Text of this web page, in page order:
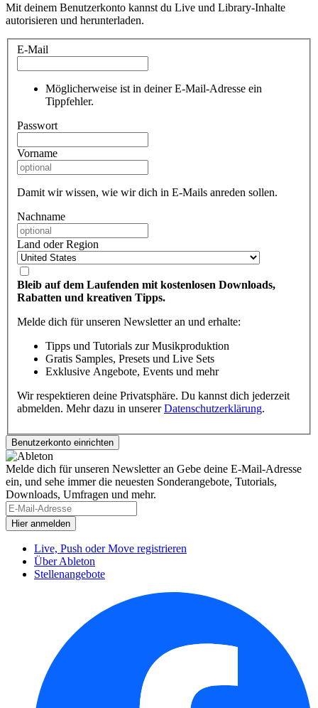
Mit deinem Benutzerkonto kannst du Live und Library-Inhalte
autorisieren und herunterladen.
E-Mail
Möglicherweise ist in deiner E-Mail-Adresse ein
Tippfehler.
Passwort
Vorname
Damit wir wissen, wie wir dich in E-Mails anreden sollen.
Nachname
Land oder Region
Bleib auf dem Laufenden mit kostenlosen Downloads,
Rabatten und kreativen Tipps.
Melde dich für unseren Newsletter an und erhalte:
Tipps und Tutorials zur Musikproduktion
Gratis Samples, Presets und Live Sets
Exklusive Angebote, Events und mehr
Wir respektieren deine Privatsphäre. Du kannst dich jederzeit
abmelden. Mehr dazu in unsererDatenschutzerklärung.
Melde dich für unseren Newsletter an Gebe deine E-Mail-Adresse
ein, und sehe immer die neuesten Sonderangebote, Tutorials,
Downloads, Umfragen und mehr.
Live, Push oder Move registrieren
Über Ableton
Stellenangebote